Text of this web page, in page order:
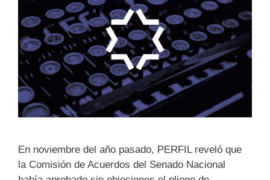
En noviembre del año pasado, PERFIL reveló que
la Comisión de Acuerdos del Senado Nacional